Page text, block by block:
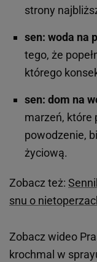
strony
sen: woda na
tego, że
którego
sen: dom na
marzeń, które
powodzenie,
życiową.
Zobacz też:
snu o
Zobacz wideo
krochmal w